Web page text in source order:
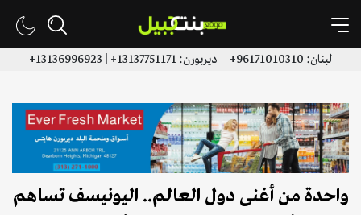
لبنان: 96171010310+ ديربورن: 13137751171+ | 13136996923+
واحدة من أغنى دول العالم.. اليونيسف تساهم